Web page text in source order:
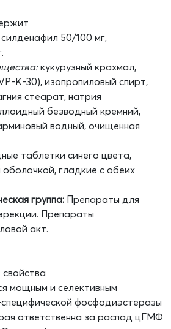
50/100 мг,
кукурузный крахмал,
K-30), изопропиловый спирт,
стеарат, натрия
безводный кремний,
водный, очищенная
таблетки синего цвета,
гладкие с обеих
группа: Препараты для
Препараты
акт.
мощным и селективным
фосфодиэстеразы
ответственна за распад цГМФ